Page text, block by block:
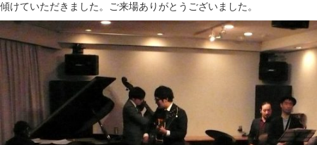
傾けていただきました。ご来場ありがとうございました。